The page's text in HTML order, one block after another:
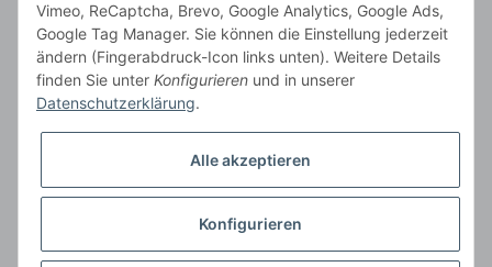
Vertrag widerrufen
Der Gesamtpreis ist abhängig vom Mehrwertsteuersatz des Lieferlandes.
** gilt für Lieferungen innerhalb Deutschlands, Lieferbedingungen für andere
Vimeo, ReCaptcha, Brevo, Google Analytics, Google Ads,
Google Tag Manager. Sie können die Einstellung jederzeit
ändern (Fingerabdruck-Icon links unten). Weitere Details
finden Sie unter Konfigurieren und in unserer
Datenschutzerklärung.
Alle akzeptieren
Konfigurieren